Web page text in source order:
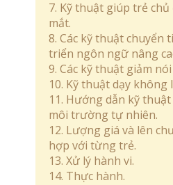
7. Kỹ thuật giúp trẻ
mắt.
8. Các kỹ thuật chuyển
triển ngôn ngữ nâng
9. Các kỹ thuật giảm
10. Kỹ thuật dạy không
11. Hướng dẫn kỹ
môi trường tự nhiên.
12. Lượng giá và lên
hợp với từng trẻ.
13. Xử lý hành vi.
14. Thực hành.